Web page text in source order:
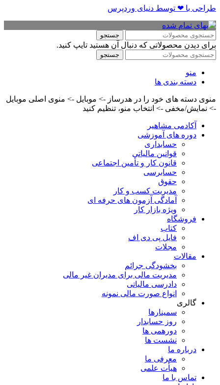
طراحی با ❤ توسط​ دنیای وردپرس
جستجو
برای دیدن محصولاتی که دنبال آن هستید تایپ کنید.
جستجو
منو
دسته بندی ها
منوی دسته های خود را در هدرساز -> موبایل -> منوی اصلی موبایل
-> نمایش/مخفی -> انتخاب منو، تنظیم کنید
آکادمی مشاهیر
دوره های آموزشی
حسابداری
قوانین مالیاتی
قانون کار و تأمین اجتماعی
حسابرسی
حقوق
مدیریت کسب و کار
آمادگی آزمون های حرفه ای
ویژه بازار کار
فروشگاه
کتاب
فایل پی دی اف
مجلات
مقالات
بخشودگی جرائم
مدیریت مالی برای مدیران غیر مالی
دادرسی مالیاتی
انواع صورت مالی نمونه
گالری
سمینارها
روز حسابدار
دورهمی ها
نشست ها
درباره ما
معرفی ما
هیأت علمی
تماس با ما